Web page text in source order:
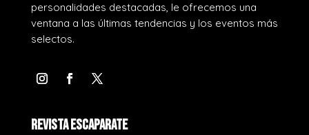
personalidades destacadas, le ofrecemos una
ventana a las últimas tendencias y los eventos más
selectos.
REVISTA ESCAPARATE